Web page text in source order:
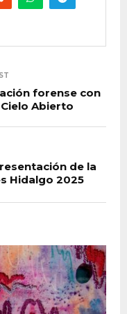
forense con
Abierto
de la
Hidalgo 2025